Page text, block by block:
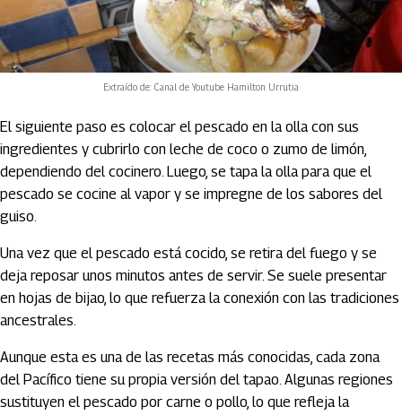
Extraído de: Canal de Youtube Hamilton Urrutia
El siguiente paso es colocar el pescado en la olla con sus
ingredientes y cubrirlo con leche de coco o zumo de limón,
dependiendo del cocinero. Luego, se tapa la olla para que el
pescado se cocine al vapor y se impregne de los sabores del
guiso.
Una vez que el pescado está cocido, se retira del fuego y se
deja reposar unos minutos antes de servir. Se suele presentar
en hojas de bijao, lo que refuerza la conexión con las tradiciones
ancestrales.
Aunque esta es una de las recetas más conocidas, cada zona
del Pacífico tiene su propia versión del tapao. Algunas regiones
sustituyen el pescado por carne o pollo, lo que refleja la